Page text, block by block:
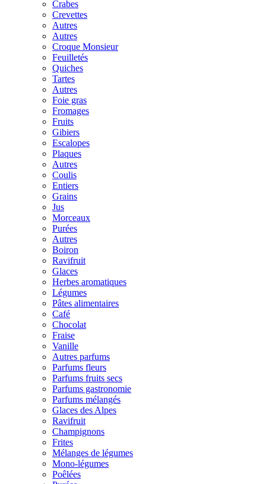
Crabes
Crevettes
Autres
Autres
Croque Monsieur
Feuilletés
Quiches
Tartes
Autres
Foie gras
Fromages
Fruits
Gibiers
Escalopes
Plaques
Autres
Coulis
Entiers
Grains
Jus
Morceaux
Purées
Autres
Boiron
Ravifruit
Glaces
Herbes aromatiques
Légumes
Pâtes alimentaires
Café
Chocolat
Fraise
Vanille
Autres parfums
Parfums fleurs
Parfums fruits secs
Parfums gastronomie
Parfums mélangés
Glaces des Alpes
Ravifruit
Champignons
Frites
Mélanges de légumes
Mono-légumes
Poêlées